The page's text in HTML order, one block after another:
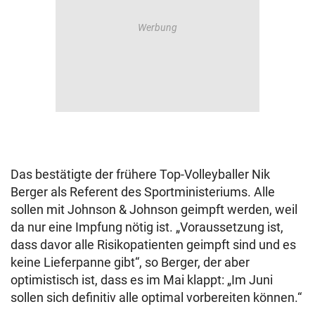
Das bestätigte der frühere Top-Volleyballer Nik
Berger als Referent des Sportministeriums. Alle
sollen mit Johnson & Johnson geimpft werden, weil
da nur eine Impfung nötig ist. „Voraussetzung ist,
dass davor alle Risikopatienten geimpft sind und es
keine Lieferpanne gibt“, so Berger, der aber
optimistisch ist, dass es im Mai klappt: „Im Juni
sollen sich definitiv alle optimal vorbereiten können.“